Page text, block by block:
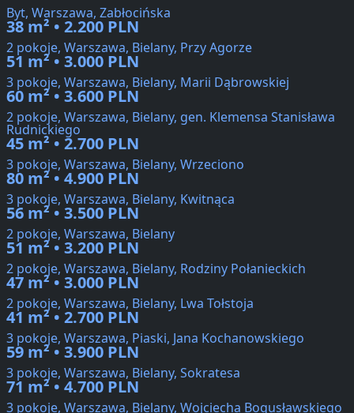
Byt, Warszawa, Zabłocińska
38 m² • 2.200 PLN
2 pokoje, Warszawa, Bielany, Przy Agorze
51 m² • 3.000 PLN
3 pokoje, Warszawa, Bielany, Marii Dąbrowskiej
60 m² • 3.600 PLN
2 pokoje, Warszawa, Bielany, gen. Klemensa Stanisława
Rudnickiego
45 m² • 2.700 PLN
3 pokoje, Warszawa, Bielany, Wrzeciono
80 m² • 4.900 PLN
3 pokoje, Warszawa, Bielany, Kwitnąca
56 m² • 3.500 PLN
2 pokoje, Warszawa, Bielany
51 m² • 3.200 PLN
2 pokoje, Warszawa, Bielany, Rodziny Połanieckich
47 m² • 3.000 PLN
2 pokoje, Warszawa, Bielany, Lwa Tołstoja
41 m² • 2.700 PLN
3 pokoje, Warszawa, Piaski, Jana Kochanowskiego
59 m² • 3.900 PLN
3 pokoje, Warszawa, Bielany, Sokratesa
71 m² • 4.700 PLN
3 pokoje, Warszawa, Bielany, Wojciecha Bogusławskiego